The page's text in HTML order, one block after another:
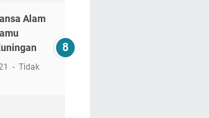
Alam
Tidak